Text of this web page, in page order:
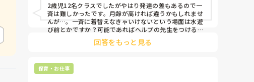
2歳児12名クラスでしたがやはり発達の差もあるので一
斉は難しかったです。月齢が高ければ違うかもしれませ
んが…。一斉に着替えなきゃいけないという場面は水遊
び前とかですか？可能であればヘルプの先生をつける
か、少人数ずつにできた方が良いのかと思いました。
17人に2人…大変すぎますね、、、
回答をもっと見る
保育・お仕事